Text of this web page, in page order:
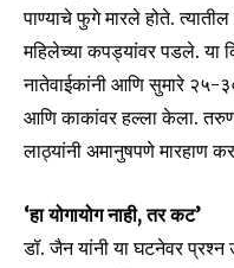
पाण्याचे फुगे मारले होते.
महिलेच्या कपड्यांवर पडले. या
नातेवाईकांनी आणि सुमारे २५-
आणि काकांवर हल्ला केला.
लाठ्यांनी अमानुषपणे मारहाण
‘हा योगायोग नाही, तर कट’
डॉ. जैन यांनी या घटनेवर प्रश्न